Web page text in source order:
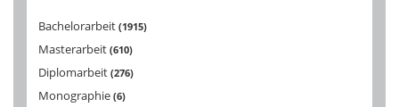
Bachelorarbeit 1915
Masterarbeit 610
Diplomarbeit 276
Monographie 6